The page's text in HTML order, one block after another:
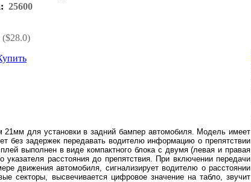
25600
($28.0)
для установки в задний бампер автомобиля. Модель имеет
без задержек передавать водителю информацию о препятствии
выполнен в виде компактного блока с двумя (левая и правая
расстояния до препятствия. При включении передачи
движения автомобиля, сигнализирует водителю о расстоянии
секторы, высвечивается цифровое значение на табло, звучит